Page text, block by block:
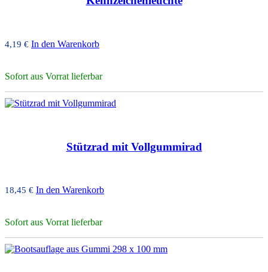
4,19 € In den Warenkorb
Sofort aus Vorrat lieferbar
Stützrad mit Vollgummirad
18,45 € In den Warenkorb
Sofort aus Vorrat lieferbar